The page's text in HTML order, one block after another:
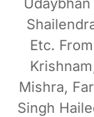
Etc.
Mishra,
Singh